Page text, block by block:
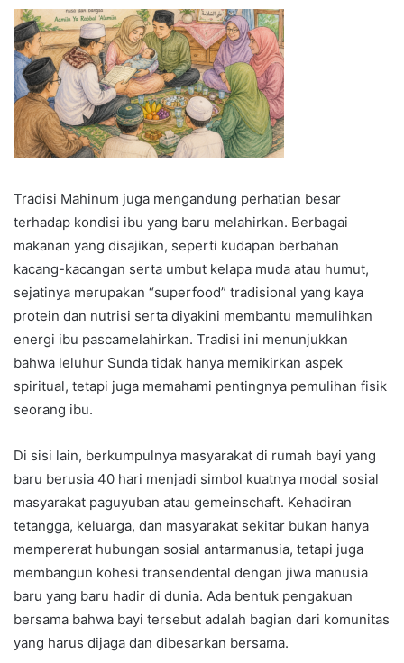
Tradisi Mahinum juga mengandung perhatian besar
terhadap kondisi ibu yang baru melahirkan. Berbagai
makanan yang disajikan, seperti kudapan berbahan
kacang-kacangan serta umbut kelapa muda atau humut,
sejatinya merupakan “superfood” tradisional yang kaya
protein dan nutrisi serta diyakini membantu memulihkan
energi ibu pascamelahirkan. Tradisi ini menunjukkan
bahwa leluhur Sunda tidak hanya memikirkan aspek
spiritual, tetapi juga memahami pentingnya pemulihan fisik
seorang ibu.
Di sisi lain, berkumpulnya masyarakat di rumah bayi yang
baru berusia 40 hari menjadi simbol kuatnya modal sosial
masyarakat paguyuban atau gemeinschaft. Kehadiran
tetangga, keluarga, dan masyarakat sekitar bukan hanya
mempererat hubungan sosial antarmanusia, tetapi juga
membangun kohesi transendental dengan jiwa manusia
baru yang baru hadir di dunia. Ada bentuk pengakuan
bersama bahwa bayi tersebut adalah bagian dari komunitas
yang harus dijaga dan dibesarkan bersama.